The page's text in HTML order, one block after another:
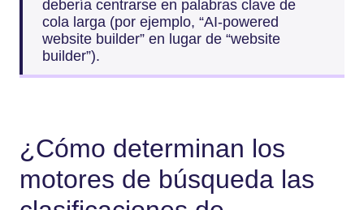
debería centrarse en palabras clave de
cola larga (por ejemplo, “AI-powered
website builder” en lugar de “website
builder”).
¿Cómo determinan los
motores de búsqueda las